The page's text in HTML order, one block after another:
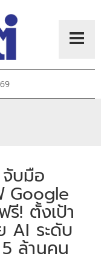
บมือ
Google
รี! ตั้งเป้า
AI ระดับ
ล้านคน